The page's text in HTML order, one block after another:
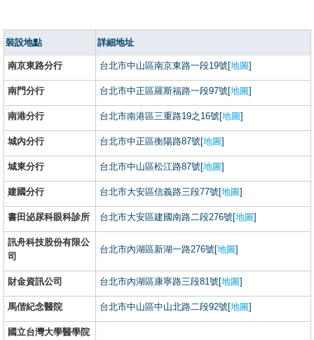
裝設地點 詳細地址
南京東路分行 台北市中山區南京東路一段19號[地圖]
南門分行 台北市中正區羅斯福路一段97號[地圖]
南港分行 台北市南港區三重路19之16號[地圖]
城內分行 台北市中正區衡陽路87號[地圖]
城東分行 台北市中山區松江路87號[地圖]
建國分行 台北市大安區信義路三段77號[地圖]
書田泌尿科眼科診所 台北市大安區建國南路二段276號[地圖]
訊舟科技股份有限公
司
台北市內湖區新湖一路276號[地圖]
財金資訊公司 台北市內湖區康寧路三段81號[地圖]
馬偕紀念醫院 台北市中山區中山北路二段92號[地圖]
國立台灣大學醫學院